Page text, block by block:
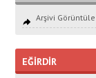
Arşivi Görüntüle
EĞİRDİR